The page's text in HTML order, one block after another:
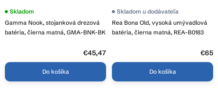
Gamma Nook, stojanková drezová
batéria, čierna matná, GMA-BNK-BK
Priemerné
produktu
je
Skladom
€45,47
Do košíka
Rea Bona Old, vysoká umývadlová
batéria, čierna matná, REA-B0183
Skladom u dodávateľa
€65
Do košíka